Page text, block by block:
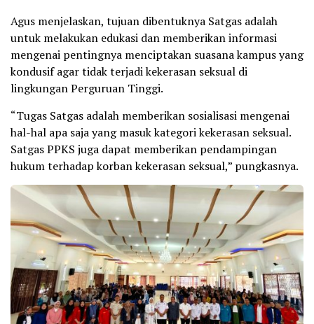
Agus menjelaskan, tujuan dibentuknya Satgas adalah
untuk melakukan edukasi dan memberikan informasi
mengenai pentingnya menciptakan suasana kampus yang
kondusif agar tidak terjadi kekerasan seksual di
lingkungan Perguruan Tinggi.
“Tugas Satgas adalah memberikan sosialisasi mengenai
hal-hal apa saja yang masuk kategori kekerasan seksual.
Satgas PPKS juga dapat memberikan pendampingan
hukum terhadap korban kekerasan seksual,” pungkasnya.